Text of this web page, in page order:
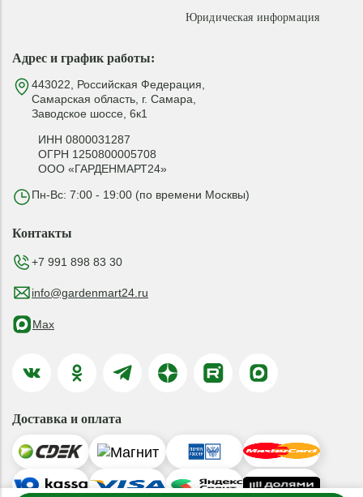
Адрес и график работы:
443022, Российская Федерация,
Самарская область, г. Самара,
Заводское шоссе, 6к1
ИНН 0800031287
ОГРН 1250800005708
ООО «ГАРДЕНМАРТ24»
Пн-Вс: 7:00 - 19:00 (по времени Москвы)
Юридическая информация
Контакты
+7 991 898 83 30
info@gardenmart24.ru
Max
Доставка и оплата